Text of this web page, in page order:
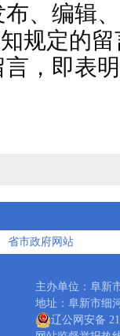
布、编辑
规定的
，即表
主办单位：阜
地址：阜新市
辽公网安备